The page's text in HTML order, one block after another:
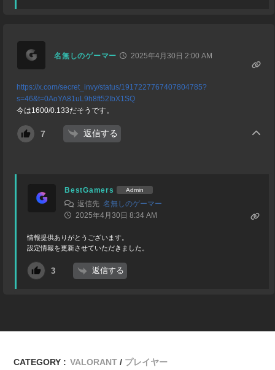
名無しのゲーマー 2025年4月30日 2:00 AM
https://x.com/secret_invy/status/1917227767407804785?
s=46&t=0AoYA81uL9h8ft52IbX1SQ
今は1600/0.133だそうです。
7 返信する
BestGamers Admin
返信先名無しのゲーマー
2025年4月30日 8:34 AM
情報提供ありがとうございます。
設定情報を更新させていただきました。
3 返信する
CATEGORY : VALORANT
プレイヤー